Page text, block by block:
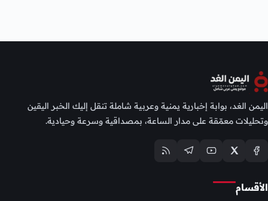
اليمن الغد، بوابة إخبارية يمنية وعربية شاملة تنقل إليك الخبر اليقين
وتحليلات معمّقة على مدار الساعة، بمصداقية وسرعة وحيادية.
الأقسام